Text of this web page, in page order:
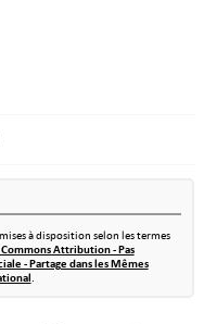
à disposition selon les termes
Attribution - Pas
- Partage dans les Mêmes
.